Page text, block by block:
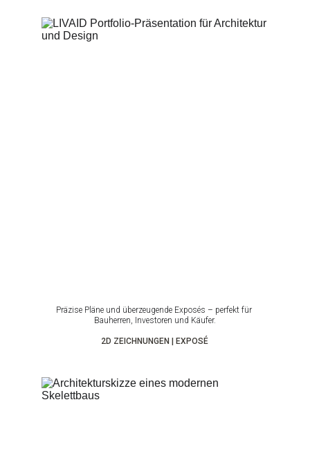
Präzise Pläne und überzeugende Exposés – perfekt für
Bauherren, Investoren und Käufer.
2D ZEICHNUNGEN | EXPOSÉ